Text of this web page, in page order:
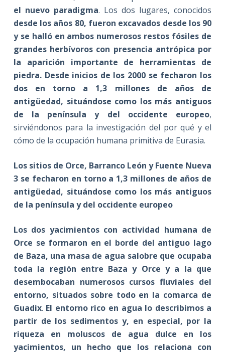
el nuevo paradigma. Los dos lugares, conocidos
desde los años 80, fueron excavados desde los 90
y se halló en ambos numerosos restos fósiles de
grandes herbívoros con presencia antrópica por
la aparición importante de herramientas de
piedra. Desde inicios de los 2000 se fecharon los
dos en torno a 1,3 millones de años de
antigüedad, situándose como los más antiguos
de la península y del occidente europeo,
sirviéndonos para la investigación del por qué y el
cómo de la ocupación humana primitiva de Eurasia.
Los sitios de Orce, Barranco León y Fuente Nueva
3 se fecharon en torno a 1,3 millones de años de
antigüedad, situándose como los más antiguos
de la península y del occidente europeo
Los dos yacimientos con actividad humana de
Orce se formaron en el borde del antiguo lago
de Baza, una masa de agua salobre que ocupaba
toda la región entre Baza y Orce y a la que
desembocaban numerosos cursos fluviales del
entorno, situados sobre todo en la comarca de
Guadix. El entorno rico en agua lo describimos a
partir de los sedimentos y, en especial, por la
riqueza en moluscos de agua dulce en los
yacimientos, un hecho que los relaciona con